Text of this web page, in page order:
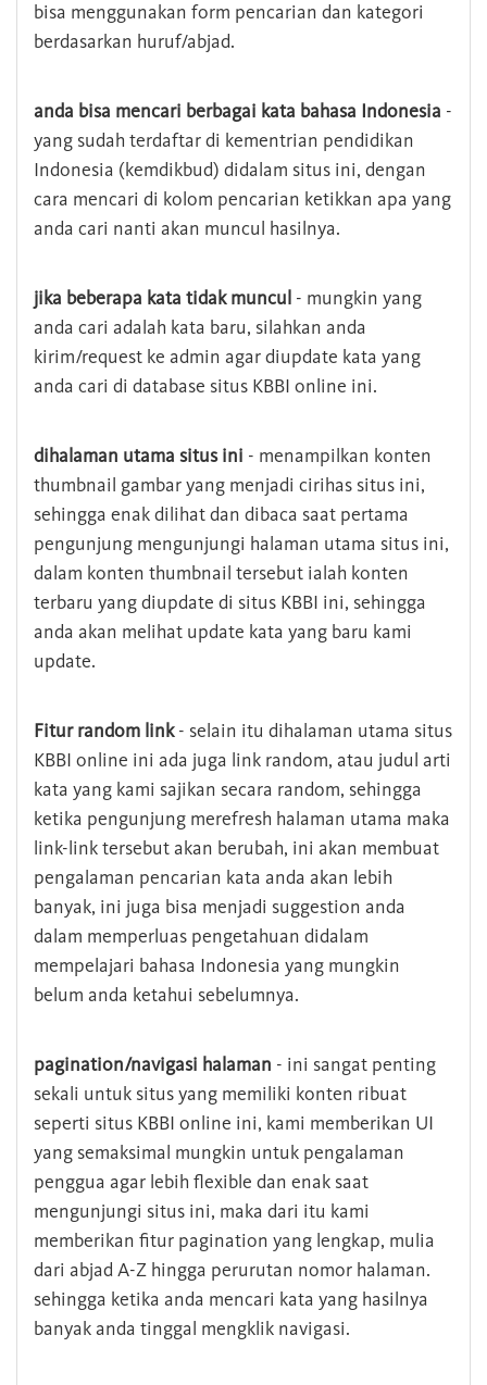
bisa menggunakan form pencarian dan kategori
berdasarkan huruf/abjad.
anda bisa mencari berbagai kata bahasa Indonesia -
yang sudah terdaftar di kementrian pendidikan
Indonesia (kemdikbud) didalam situs ini, dengan
cara mencari di kolom pencarian ketikkan apa yang
anda cari nanti akan muncul hasilnya.
jika beberapa kata tidak muncul - mungkin yang
anda cari adalah kata baru, silahkan anda
kirim/request ke admin agar diupdate kata yang
anda cari di database situs KBBI online ini.
dihalaman utama situs ini - menampilkan konten
thumbnail gambar yang menjadi cirihas situs ini,
sehingga enak dilihat dan dibaca saat pertama
pengunjung mengunjungi halaman utama situs ini,
dalam konten thumbnail tersebut ialah konten
terbaru yang diupdate di situs KBBI ini, sehingga
anda akan melihat update kata yang baru kami
update.
Fitur random link- selain itu dihalaman utama situs
KBBI online ini ada juga link random, atau judul arti
kata yang kami sajikan secara random, sehingga
ketika pengunjung merefresh halaman utama maka
link-link tersebut akan berubah, ini akan membuat
pengalaman pencarian kata anda akan lebih
banyak, ini juga bisa menjadi suggestion anda
dalam memperluas pengetahuan didalam
mempelajari bahasa Indonesia yang mungkin
belum anda ketahui sebelumnya.
pagination/navigasi halaman - ini sangat penting
sekali untuk situs yang memiliki konten ribuat
seperti situs KBBI online ini, kami memberikan UI
yang semaksimal mungkin untuk pengalaman
penggua agar lebih flexible dan enak saat
mengunjungi situs ini, maka dari itu kami
memberikan fitur pagination yang lengkap, mulia
dari abjad A-Z hingga perurutan nomor halaman.
sehingga ketika anda mencari kata yang hasilnya
banyak anda tinggal mengklik navigasi.